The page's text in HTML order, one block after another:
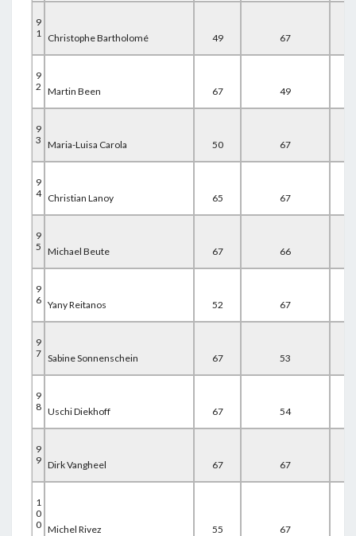
9
1
Christophe Bartholomé 49 67
9
2
Martin Been 67 49
9
3
Maria-Luisa Carola 50 67
9
4
Christian Lanoy 65 67
9
5
Michael Beute 67 66
9
6 Yany Reitanos 52 67
9
7 Sabine Sonnenschein 67 53
9
8 Uschi Diekhoff 67 54
9
9 Dirk Vangheel 67 67
1
0
0 Michel Rivez 55 67